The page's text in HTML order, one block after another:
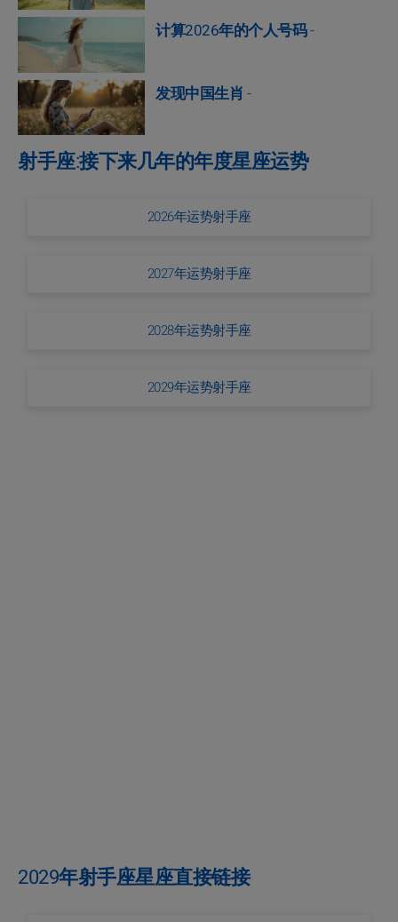
计算2026年的个人号码-
发现中国生肖 -
射手座:接下来几年的年度星座运势
2026年运势射手座
2027年运势射手座
2028年运势射手座
2029年运势射手座
2029年射手座星座直接链接